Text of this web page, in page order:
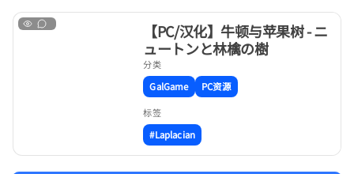
【PC/汉化】牛顿与苹果树 - ニ
ュートンと林檎の樹
分类
GalGame
PC资源
标签
#Laplacian